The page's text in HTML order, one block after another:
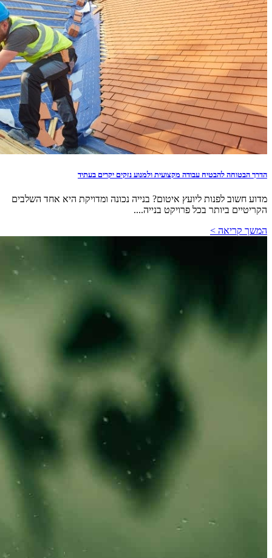
הדרך הבטוחה להבטיח עבודה מקצועית ולמנוע נזקים יקרים בעתיד
מדוע חשוב לפנות ליועץ איטום? בנייה נכונה ומדויקת היא אחד השלבים
הקריטיים ביותר בכל פרויקט בנייה....
המשך קריאה >